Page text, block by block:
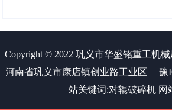
Copyright © 2022 巩义市华盛铭重工机
河南省巩义市康店镇创业路工业区
豫
站关键词:对辊破碎机 网